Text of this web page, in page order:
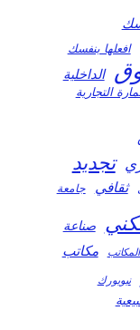
افعلها بنفسك
الداخلية
التجارية
تجديد
ثقافي جامعة
صناعة
مكاتب
نيويورك